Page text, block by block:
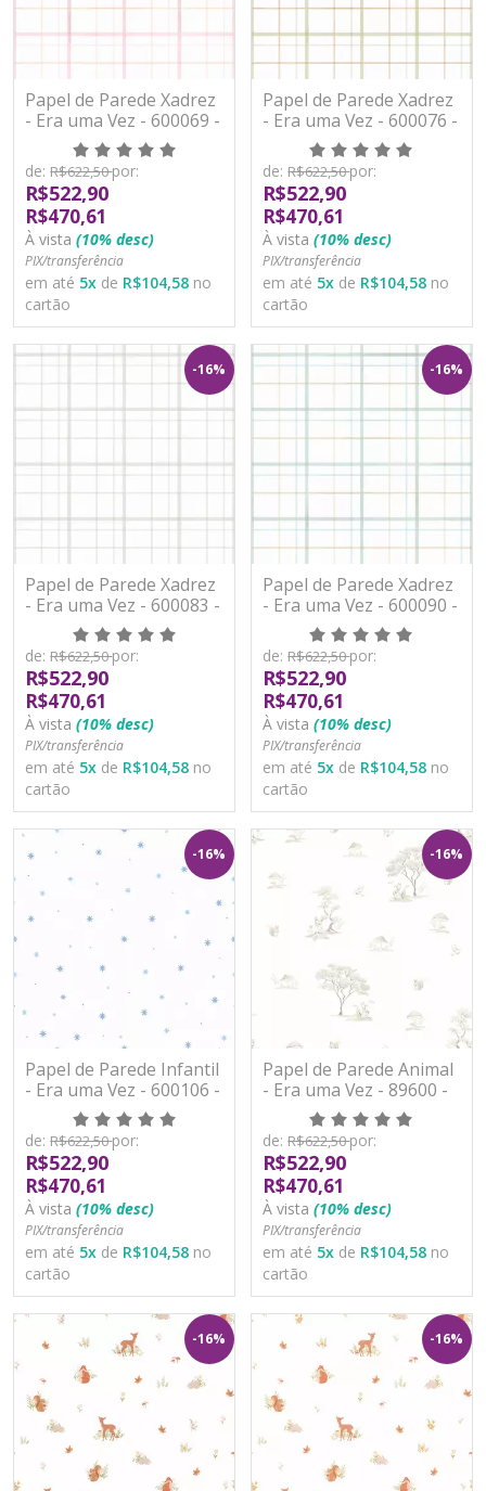
Papel de Parede Xadrez
- Era uma Vez - 600069 -
Vinílico
de: R$622,50por:
R$522,90
R$470,61
À vista (10% desc)
PIX/transferência
em até 5x de R$104,58 no
cartão
Papel de Parede Xadrez
- Era uma Vez - 600076 -
Vinílico
de: R$622,50por:
R$522,90
R$470,61
À vista (10% desc)
PIX/transferência
em até 5x de R$104,58 no
cartão
-16%
Papel de Parede Xadrez
- Era uma Vez - 600083 -
Vinílico
de: R$622,50por:
R$522,90
R$470,61
À vista (10% desc)
PIX/transferência
em até 5x de R$104,58 no
cartão
-16%
Papel de Parede Xadrez
- Era uma Vez - 600090 -
Vinílico
de: R$622,50por:
R$522,90
R$470,61
À vista (10% desc)
PIX/transferência
em até 5x de R$104,58 no
cartão
-16%
Papel de Parede Infantil
- Era uma Vez - 600106 -
Vinílico
de: R$622,50por:
R$522,90
R$470,61
À vista (10% desc)
PIX/transferência
em até 5x de R$104,58 no
cartão
-16%
Papel de Parede Animal
- Era uma Vez - 89600 -
Vinílico
de: R$622,50por:
R$522,90
R$470,61
À vista (10% desc)
PIX/transferência
em até 5x de R$104,58 no
cartão
-16% -16%